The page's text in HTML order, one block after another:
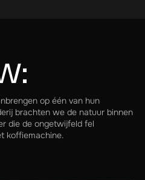
op één van hun
brachten we de natuur binnen
die de ongetwijfeld fel
koffiemachine.